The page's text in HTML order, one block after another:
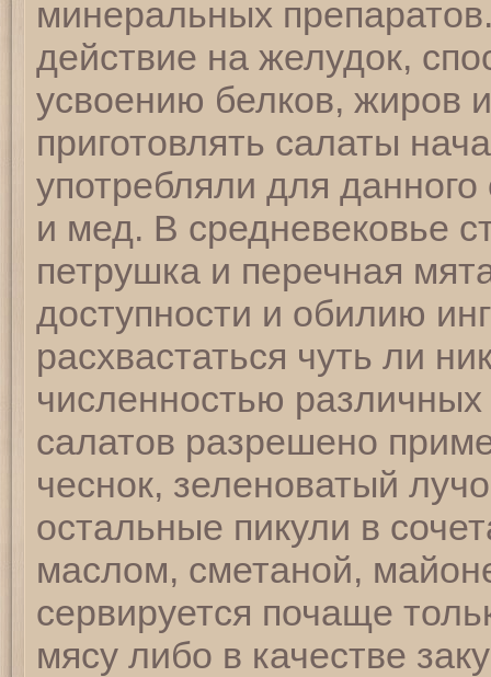
минеральных
действие на желудок,
усвоению белков, жиров
приготовлять салаты
употребляли для
и мед. В средневековье
петрушка и перечная
доступности и обилию
расхвастаться чуть ли
численностью
салатов разрешено
чеснок, зеленоватый
остальные пикули в
маслом, сметаной,
сервируется почаще
мясу либо в качестве